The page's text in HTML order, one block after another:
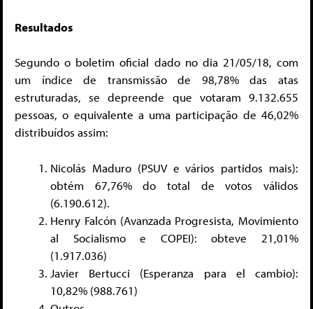
Resultados
Segundo o boletim oficial dado no dia 21/05/18, com
um índice de transmissão de 98,78% das atas
estruturadas, se depreende que votaram 9.132.655
pessoas, o equivalente a uma participação de 46,02%
distribuídos assim:
Nicolás Maduro (PSUV e vários partidos mais):
obtém 67,76% do total de votos válidos
(6.190.612).
Henry Falcón (Avanzada Progresista, Movimiento
al Socialismo e COPEI): obteve 21,01%
(1.917.036)
Javier Bertucci (Esperanza para el cambio):
10,82% (988.761)